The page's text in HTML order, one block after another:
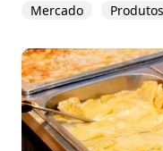
Mercado Produtos